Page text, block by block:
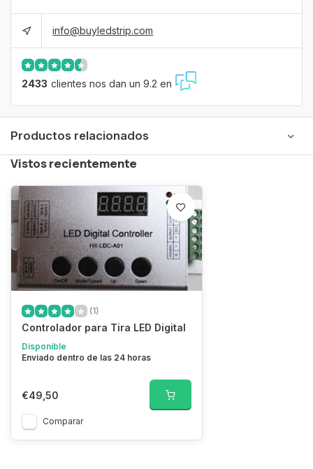
info@buyledstrip.com
2433 clientes nos dan un 9.2 en
Productos relacionados
Vistos recientemente
(1)
Controlador para Tira LED Digital
Disponible
Enviado dentro de las 24 horas
€49,50
Comparar